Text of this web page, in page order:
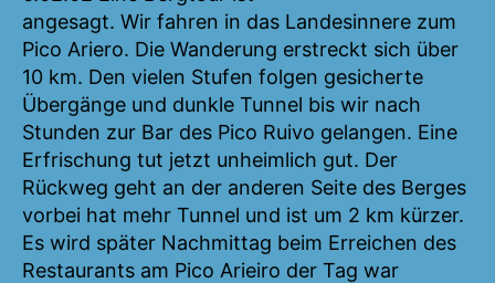
angesagt. Wir fahren in das Landesinnere zum
Pico Ariero. Die Wanderung erstreckt sich über
10 km. Den vielen Stufen folgen gesicherte
Übergänge und dunkle Tunnel bis wir nach
Stunden zur Bar des Pico Ruivo gelangen. Eine
Erfrischung tut jetzt unheimlich gut. Der
Rückweg geht an der anderen Seite des Berges
vorbei hat mehr Tunnel und ist um 2 km kürzer.
Es wird später Nachmittag beim Erreichen des
Restaurants am Pico Arieiro der Tag war